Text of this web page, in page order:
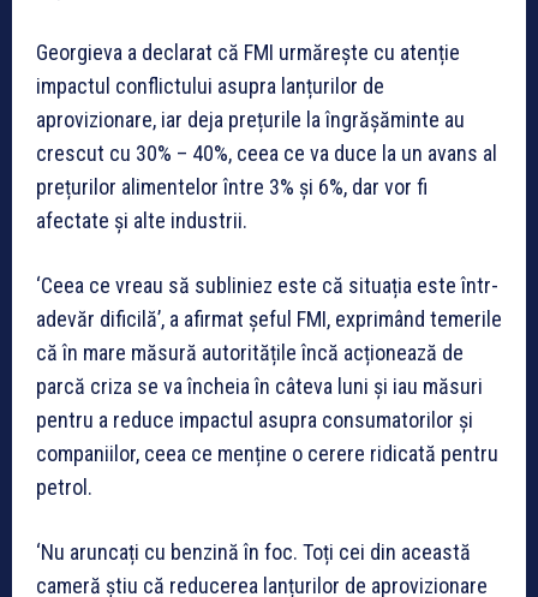
Georgieva a declarat că FMI urmărește cu atenție
impactul conflictului asupra lanțurilor de
aprovizionare, iar deja prețurile la îngrășăminte au
crescut cu 30% – 40%, ceea ce va duce la un avans al
prețurilor alimentelor între 3% și 6%, dar vor fi
afectate și alte industrii.
‘Ceea ce vreau să subliniez este că situația este într-
adevăr dificilă’, a afirmat șeful FMI, exprimând temerile
că în mare măsură autoritățile încă acționează de
parcă criza se va încheia în câteva luni și iau măsuri
pentru a reduce impactul asupra consumatorilor și
companiilor, ceea ce menține o cerere ridicată pentru
petrol.
‘Nu aruncați cu benzină în foc. Toți cei din această
cameră știu că reducerea lanțurilor de aprovizionare